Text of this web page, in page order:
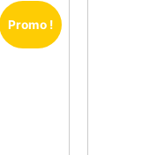
Promo !